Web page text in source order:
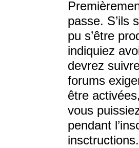
passe. S’ils
pu s’être
indiquiez
devrez
forums
être
vous
pendant